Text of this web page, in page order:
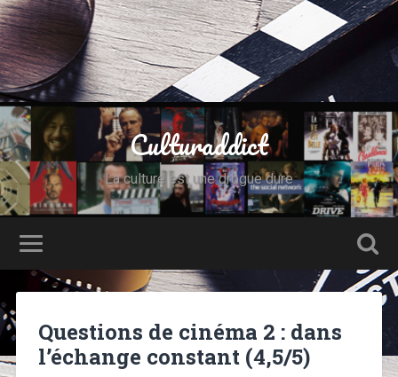
Culturaddict
La culture est une drogue dure
Questions de cinéma 2 : dans
l’échange constant (4,5/5)